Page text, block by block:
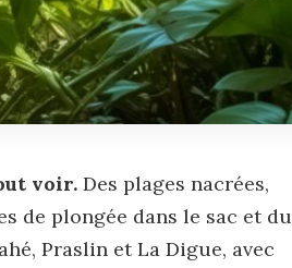
voir. Des plages nacrées,
de plongée dans le sac et du
, Praslin et La Digue, avec